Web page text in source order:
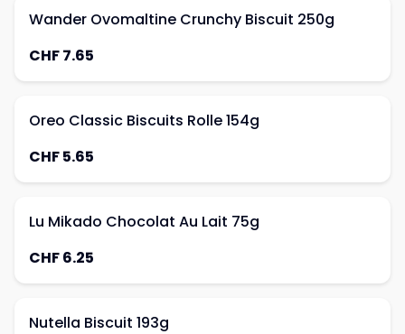
Wander Ovomaltine Crunchy Biscuit 250g
CHF 7.65
Oreo Classic Biscuits Rolle 154g
CHF 5.65
Lu Mikado Chocolat Au Lait 75g
CHF 6.25
Nutella Biscuit 193g